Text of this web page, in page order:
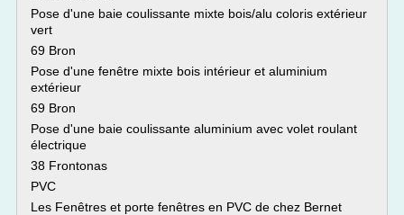
Pose d'une baie coulissante mixte bois/alu coloris extérieur
vert
69 Bron
Pose d'une fenêtre mixte bois intérieur et aluminium
extérieur
69 Bron
Pose d'une baie coulissante aluminium avec volet roulant
électrique
38 Frontonas
PVC
Les Fenêtres et porte fenêtres en PVC de chez Bernet